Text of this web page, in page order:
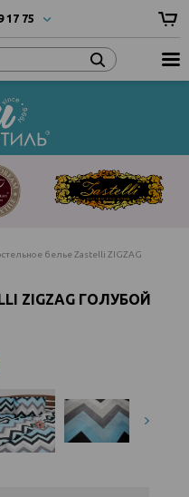
17 75
белье Zastelli ZIGZAG
ZIGZAG ГОЛУБОЙ